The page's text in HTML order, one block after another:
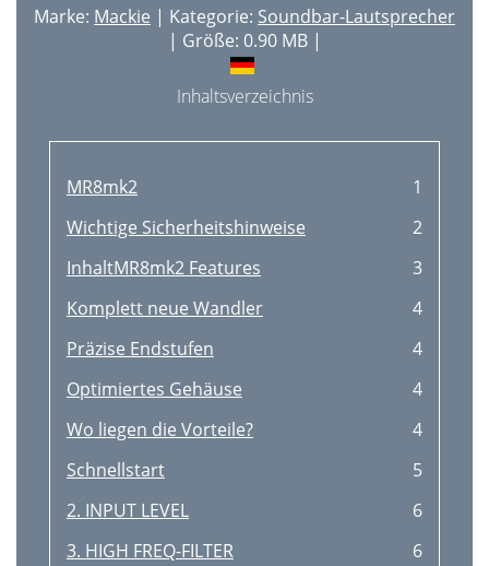
Marke: Mackie | Kategorie: Soundbar-Lautsprecher
| Größe: 0.90 MB |
Inhaltsverzeichnis
MR8mk2
1
Wichtige Sicherheitshinweise
2
InhaltMR8mk2 Features
3
Komplett neue Wandler
4
Präzise Endstufen
4
Optimiertes Gehäuse
4
Wo liegen die Vorteile?
4
Schnellstart
5
2. INPUT LEVEL
6
3. HIGH FREQ-FILTER
6